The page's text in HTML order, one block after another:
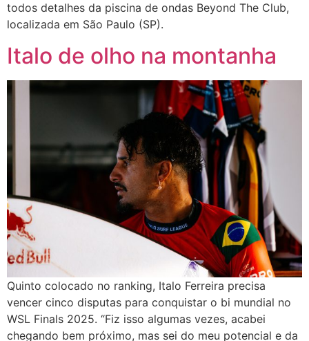
todos detalhes da piscina de ondas Beyond The Club,
localizada em São Paulo (SP).
Italo de olho na montanha
Quinto colocado no ranking, Italo Ferreira precisa
vencer cinco disputas para conquistar o bi mundial no
WSL Finals 2025. “Fiz isso algumas vezes, acabei
chegando bem próximo, mas sei do meu potencial e da